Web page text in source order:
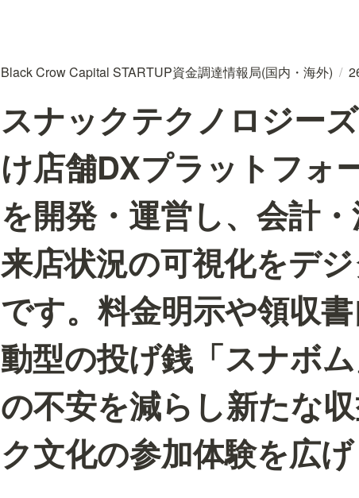
Black Crow Capital STARTUP資金調達情報局(国内・海外) /
スナックテクノロジー
け店舗DXプラットフォ
を開発・運営し、会計・
来店状況の可視化をデ
です。料金明示や領収
動型の投げ銭「スナボ
の不安を減らし新たな
ク文化の参加体験を広げ